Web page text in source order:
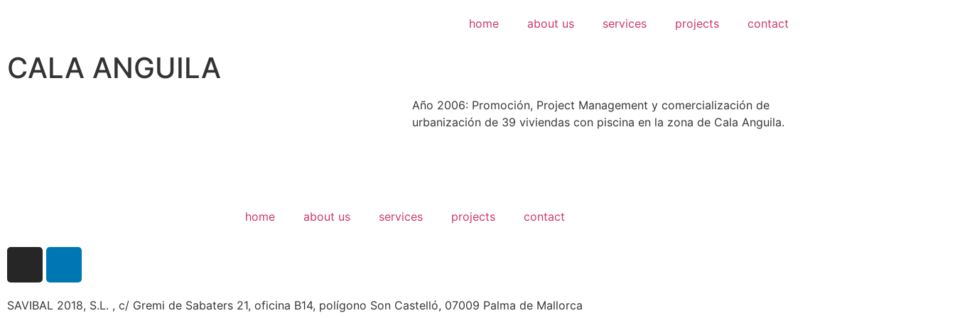
home about us services projects contact
CALA ANGUILA
Año 2006: Promoción, Project Management y comercialización de
urbanización de 39 viviendas con piscina en la zona de Cala Anguila.
home about us services projects contact
SAVIBAL 2018, S.L. , c/ Gremi de Sabaters 21, oficina B14, polígono Son Castelló, 07009 Palma de Mallorca